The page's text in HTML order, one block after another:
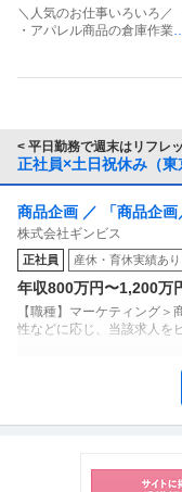
＼人気のお仕事いろいろ／
・アパレル商品の倉庫作業
< 平日勤務で週末はリフレ
正社員×土日祝休み（東
商品企画 ／ 「商品企
子どうぶつ」でお馴染
ココーン」「アスパラ
日祝休み／転勤なし／
株式会社ギンビス
正社員 産休・育休実績あり
年収800万円〜1,200万
【職種】マーケティング
性などに応じ、当該求人を
年収1000万円も可能×
マネジメント業務
上野グループホールディン
月給47万円〜62.5万円